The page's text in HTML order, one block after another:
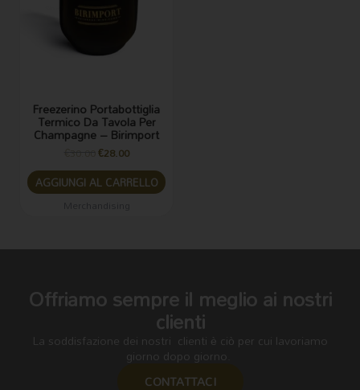
Freezerino Portabottiglia
Termico Da Tavola Per
Champagne – Birimport
€28.00
AGGIUNGI AL CARRELLO
Offriamo sempre il meglio ai nostri
clienti
La soddisfazione dei nostri clienti è ciò per cui lavoriamo
giorno dopo giorno.
CONTATTACI